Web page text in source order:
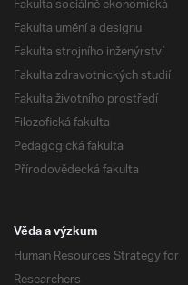
Fakulta sociálně ekonomická
Fakulta umění a designu
Fakulta strojního inženýrství
Fakulta zdravotnických studií
Fakulta životního prostředí
Filozofická fakulta
Pedagogická fakulta
Přírodovědecká fakulta
Věda a výzkum
Human Resources Strategy for